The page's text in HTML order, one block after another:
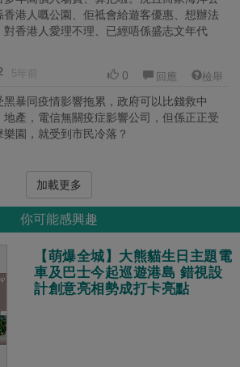
香港人嘅公園、佢祗會給遊客優惠、想辦法
對香港人愛理不理、已經唔係盛志文年代
5年前 0 回應 檢舉
黑暴同疫情影響拖累，政府可以比錢救中
地產，電信無關疫症影響公司，但係正正受
園，就受到市民冷落？
加載更多
你可能感興趣
【萌爆全城】大熊貓生日主題電
車及巴士今起巡遊港島 錯視設
計創意亮相勢成打卡亮點